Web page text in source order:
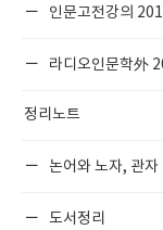
인문고전강의
라디오인문학外
정리노트
논어와 노자, 관자
도서정리